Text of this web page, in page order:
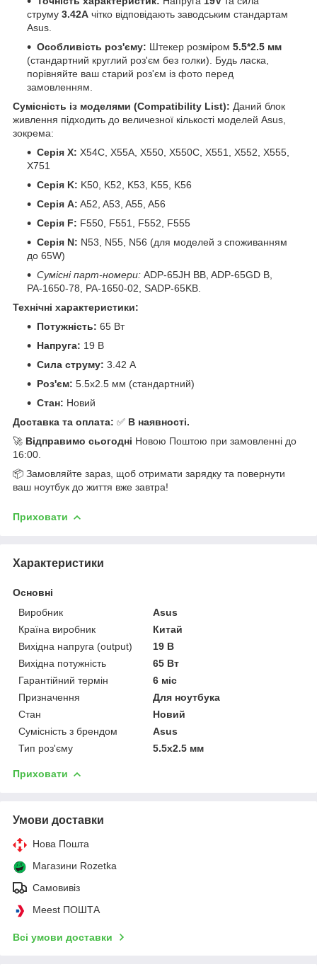
струму 3.42A чітко відповідають заводським стандартам
Asus.
Особливість роз'єму: Штекер розміром 5.5*2.5 мм
(стандартний круглий роз'єм без голки). Будь ласка,
порівняйте ваш старий роз'єм із фото перед
замовленням.
Сумісність із моделями (Compatibility List): Даний блок
живлення підходить до величезної кількості моделей Asus,
зокрема:
Серія X: X54C, X55A, X550, X550C, X551, X552, X555,
X751
Серія K: K50, K52, K53, K55, K56
Серія A: A52, A53, A55, A56
Серія F: F550, F551, F552, F555
Серія N: N53, N55, N56 (для моделей з споживанням
до 65W)
Сумісні парт-номери: ADP-65JH BB, ADP-65GD B,
PA-1650-78, PA-1650-02, SADP-65KB.
Технічні характеристики:
Потужність: 65 Вт
Напруга: 19 В
Сила струму: 3.42 А
Роз'єм: 5.5x2.5 мм (стандартний)
Стан: Новий
Доставка та оплата: ✅ В наявності.
🚀 Відправимо сьогодні Новою Поштою при замовленні до
16:00.
📦 Замовляйте зараз, щоб отримати зарядку та повернути
ваш ноутбук до життя вже завтра!
Приховати
Характеристики
Основні
Виробник
Asus
Країна виробник
Китай
Вихідна напруга (output)
19 В
Вихідна потужність
65 Вт
Гарантійний термін
6 міс
Призначення
Для ноутбука
Стан
Новий
Сумісність з брендом
Asus
Тип роз'єму
5.5x2.5 мм
Приховати
Умови доставки
Нова Пошта
Магазини Rozetka
Самовивіз
Meest ПОШТА
Всі умови доставки